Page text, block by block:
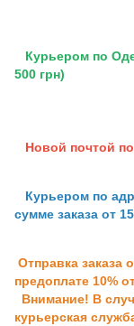
Курьером по
500 грн)
Новой почтой
Курьером по
сумме заказа от
Отправка заказа
предоплате 10%
Внимание! В
курьерская